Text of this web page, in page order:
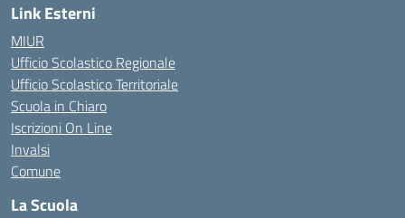
Link Esterni
MIUR
Ufficio Scolastico Regionale
Ufficio Scolastico Territoriale
Scuola in Chiaro
Iscrizioni On Line
Invalsi
Comune
La Scuola